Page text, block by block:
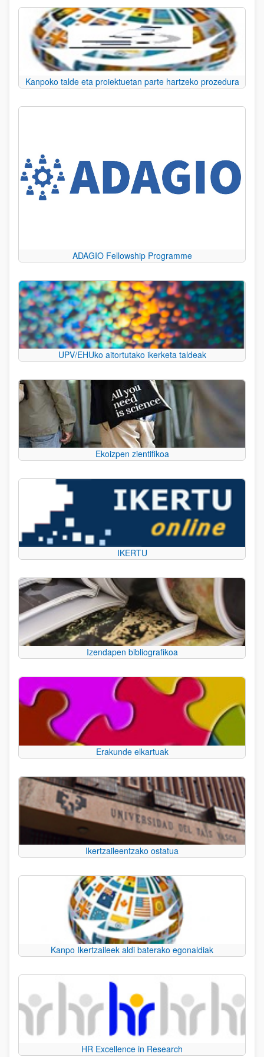
Kanpoko talde eta proiektuetan parte hartzeko prozedura
ADAGIO Fellowship Programme
UPV/EHUko aitortutako ikerketa taldeak
Ekoizpen zientifikoa
IKERTU
Izendapen bibliografikoa
Erakunde elkartuak
Ikertzaileentzako ostatua
Kanpo Ikertzaileek aldi baterako egonaldiak
HR Excellence in Research